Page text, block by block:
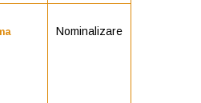
Nominalizare